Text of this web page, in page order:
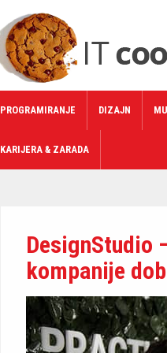
PROGRAMIRANJE DIZAJN
KARIJERA & ZARADA
DesignStudio
kompanije